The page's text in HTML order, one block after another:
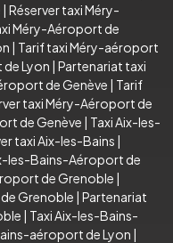
| Réserver taxi Méry-
Méry-Aéroport de
| Tarif taxi Méry-aéroport
Lyon | Partenariat taxi
de Genève | Tarif
taxi Méry-Aéroport de
de Genève | Taxi Aix-les-
taxi Aix-les-Bains |
les-Bains-Aéroport de
de Grenoble |
Grenoble | Partenariat
| Taxi Aix-les-Bains-
aéroport de Lyon |